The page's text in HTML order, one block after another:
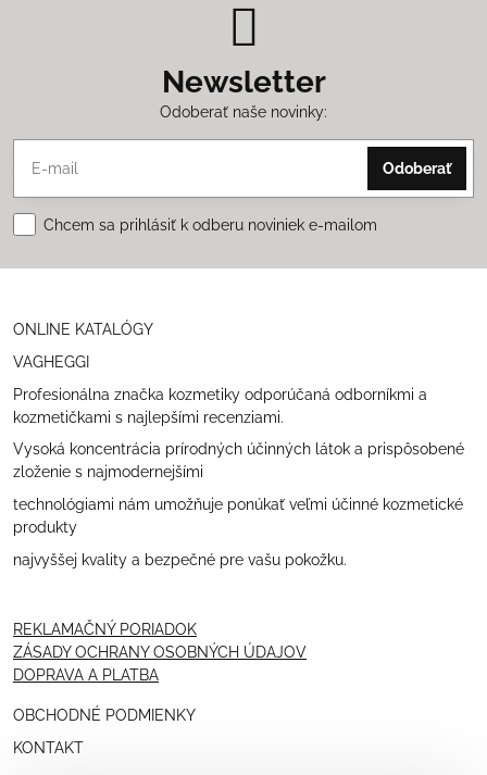
Newsletter
Odoberať naše novinky:
Odoberať
Chcem sa prihlásiť k odberu noviniek e-mailom
ONLINE KATALÓGY
VAGHEGGI
Profesionálna značka kozmetiky odporúčaná odborníkmi a
kozmetičkami s najlepšími recenziami.
Vysoká koncentrácia prírodných účinných látok a prispôsobené
zloženie s najmodernejšími
technológiami nám umožňuje ponúkať veľmi účinné kozmetické
produkty
najvyššej kvality a bezpečné pre vašu pokožku.
REKLAMAČNÝ PORIADOK
ZÁSADY OCHRANY OSOBNÝCH ÚDAJOV
DOPRAVA A PLATBA
OBCHODNÉ PODMIENKY
KONTAKT